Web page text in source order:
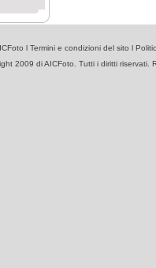
l Termini e condizioni del sito l
2009 di AICFoto. Tutti i diritti riservati.